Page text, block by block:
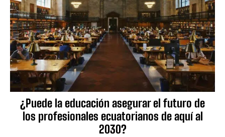
¿Puede la educación asegurar el futuro de
los profesionales ecuatorianos de aquí al
2030?